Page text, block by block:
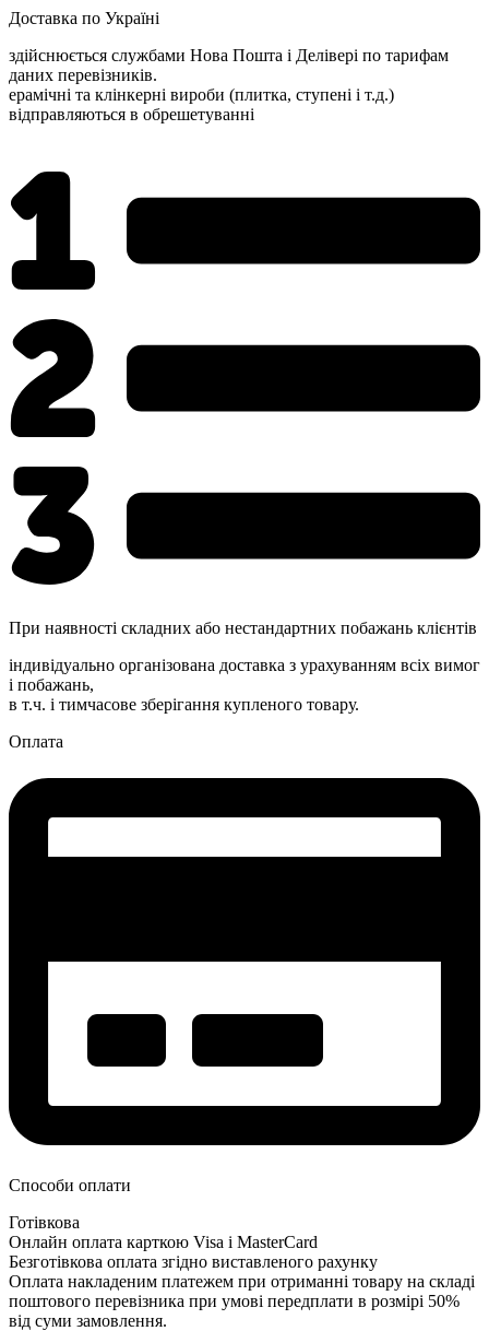
Доставка по Україні
здійснюється службами Нова Пошта і Делівері по тарифам
даних перевізників.
ерамічні та клінкерні вироби (плитка, ступені і т.д.)
відправляються в обрешетуванні
При наявності складних або нестандартних побажань клієнтів
індивідуально організована доставка з урахуванням всіх вимог
і побажань,
в т.ч. і тимчасове зберігання купленого товару.
Оплата
Способи оплати
Готівкова
Онлайн оплата карткою Visa і MasterCard
Безготівкова оплата згідно виставленого рахунку
Оплата накладеним платежем при отриманні товару на складі
поштового перевізника при умові передплати в розмірі 50%
від суми замовлення.